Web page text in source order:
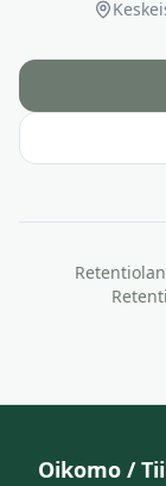
Oikomo /